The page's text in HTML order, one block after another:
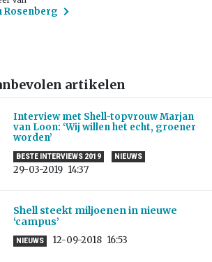
Rosenberg
artikelen
Interview met Shell-topvrouw Marjan
van Loon: ‘Wij willen het echt, groener
worden’
BESTE INTERVIEWS 2019 NIEUWS
29-03-2019 14:37
Shell steekt miljoenen in nieuwe
‘campus’
NIEUWS 12-09-2018 16:53